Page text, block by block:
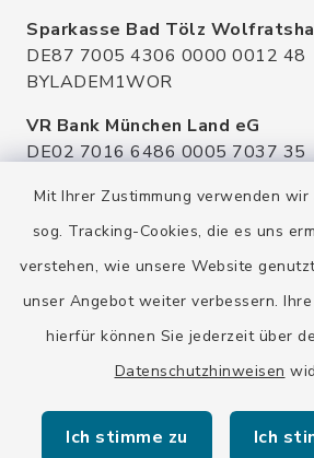
Mit Ihrer Zustimmung verwenden
sog. Tracking-Cookies, die es uns
verstehen, wie unsere Website
unser Angebot weiter verbessern.
hierfür können Sie jederzeit über
Datenschutzhinweisen
Ich stimme zu Ich
Sparkasse Bad Tölz
DE87 7005 4306 0000 0012 48
BYLADEM1WOR
VR Bank München Land eG
DE02 7016 6486 0005 7037 35
Raiffeisenbank Isar Loisachtal
DE92 7016 9543 0001 0005 00
GENODEF1HHS
HypoVereinsbank
DE20 7002 0270 3630 1010 09
HYVEDEMMXXX